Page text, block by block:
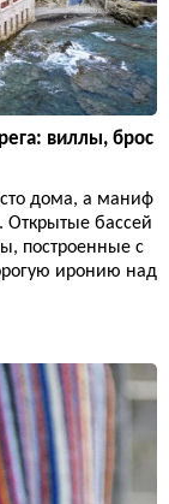
виллы, брос
дома, а маниф
Открытые бассей
построенные с
иронию над